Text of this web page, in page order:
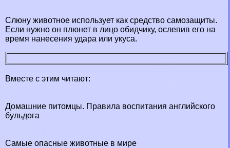
Слюну животное использует как средство самозащиты.
Если нужно он плюнет в лицо обидчику, ослепив его на
время нанесения удара или укуса.
Вместе с этим читают:
Домашние питомцы. Правила воспитания английского
бульдога
Самые опасные животные в мире